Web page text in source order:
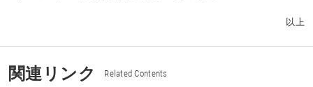
以上
関連リンク Related Contents